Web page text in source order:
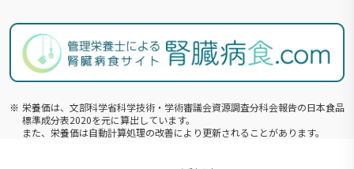
※ 栄養価は、文部科学省科学技術・学術審議会資源調査分科会報告の⽇本食品
標準成分表2020を元に算出しています。
また、栄養価は自動計算処理の改善により更新されることがあります。